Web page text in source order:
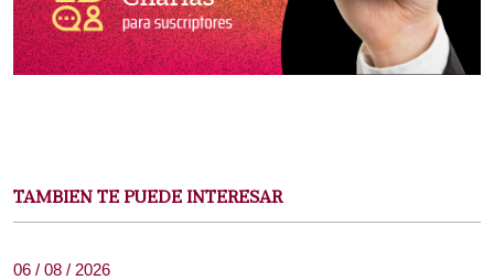
TAMBIEN TE PUEDE INTERESAR
06 / 08 / 2026